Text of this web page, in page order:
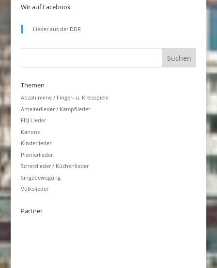
Wir auf Facebook
Lieder aus der DDR
Themen
Abzählreime / Finger- u. Kreisspiele
Arbeiterlieder / Kampflieder
FDJ Lieder
Kanons
Kinderlieder
Pionierlieder
Scherzlieder / Küchenlieder
Singebewegung
Volkslieder
Partner